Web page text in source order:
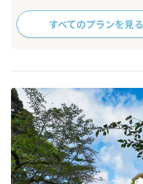
すべてのプランを見る